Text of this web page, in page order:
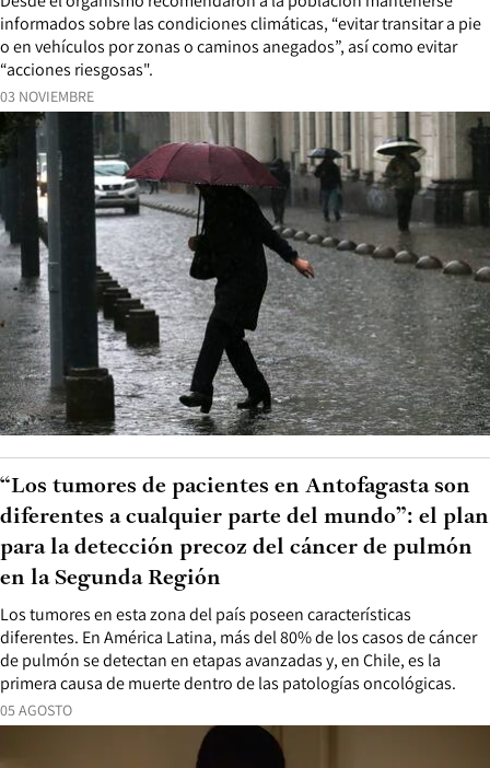
03 NOVIEMBRE
informados sobre las condiciones climáticas, “evitar transitar a pie
o en vehículos por zonas o caminos anegados”, así como evitar
“acciones riesgosas".
05 AGOSTO
Los tumores en esta zona del país poseen características
diferentes. En América Latina, más del 80% de los casos de cáncer
de pulmón se detectan en etapas avanzadas y, en Chile, es la
primera causa de muerte dentro de las patologías oncológicas.
“Los tumores de pacientes en Antofagasta son
diferentes a cualquier parte del mundo”: el plan
para la detección precoz del cáncer de pulmón
en la Segunda Región